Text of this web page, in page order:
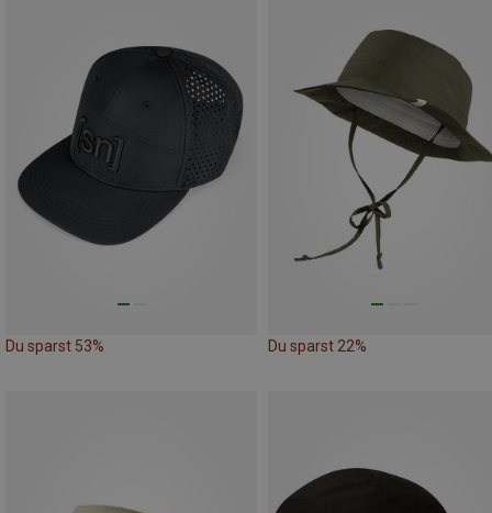
Du sparst 53% Du sparst 22%